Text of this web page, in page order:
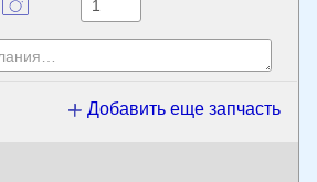
Добавить еще запчасть